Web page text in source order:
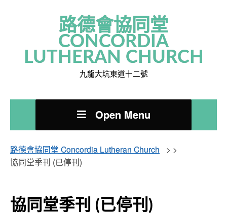
路德會協同堂
CONCORDIA
LUTHERAN CHURCH
九龍大坑東道十二號
Open Menu
路德會協同堂 Concordia Lutheran Church
> >
協同堂季刊 (已停刊)
協同堂季刊 (已停刊)